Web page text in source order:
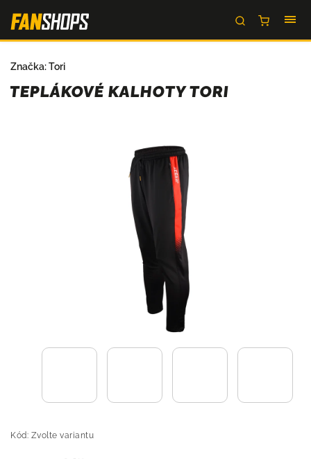
TEPLÁKOVÉ KALHOTY TORI
Kód: Zvolte variantu
Značka:Tori